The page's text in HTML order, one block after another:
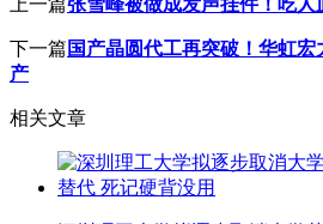
下一篇 国产晶圆代工再突破！华虹
产
相关文章